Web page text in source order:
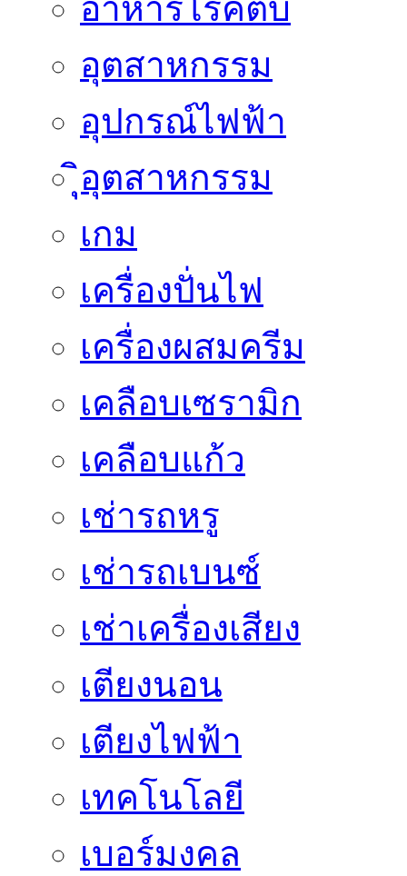
อาหารโรคตับ
อุตสาหกรรม
อุปกรณ์ไฟฟ้า
ิุิุอุตสาหกรรม
เกม
เครื่องปั่นไฟ
เครื่องผสมครีม
เคลือบเซรามิก
เคลือบแก้ว
เช่ารถหรู
เช่ารถเบนซ์
เช่าเครื่องเสียง
เตียงนอน
เตียงไฟฟ้า
เทคโนโลยี
เบอร์มงคล